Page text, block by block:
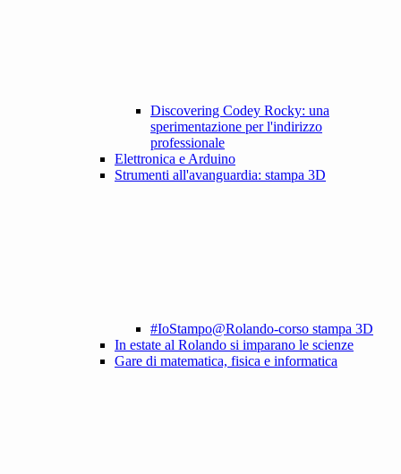
Discovering Codey Rocky: una
sperimentazione per l'indirizzo
professionale
Elettronica e Arduino
Strumenti all'avanguardia: stampa 3D
#IoStampo@Rolando-corso stampa 3D
In estate al Rolando si imparano le scienze
Gare di matematica, fisica e informatica